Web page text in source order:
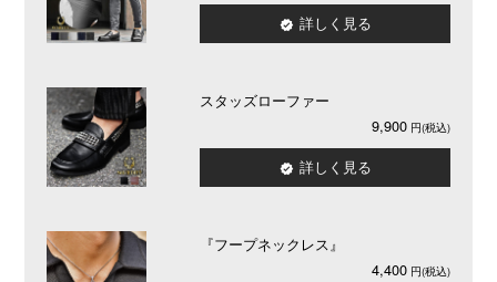
詳しく見る
スタッズローファー
9,900
詳しく見る
『フープネックレス』
4,400